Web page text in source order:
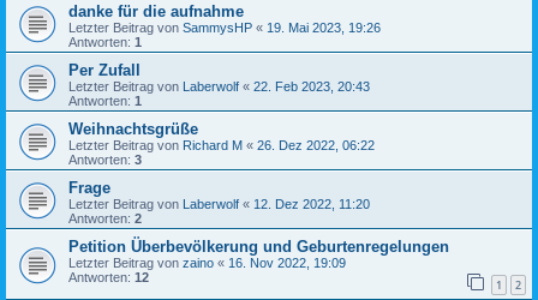
danke für die aufnahme
Letzter Beitrag von SammysHP « 19. Mai 2023, 19:26
Antworten: 1
Per Zufall
Letzter Beitrag von Laberwolf « 22. Feb 2023, 20:43
Antworten: 1
Weihnachtsgrüße
Letzter Beitrag von Richard M « 26. Dez 2022, 06:22
Antworten: 3
Frage
Letzter Beitrag von Laberwolf « 12. Dez 2022, 11:20
Antworten: 2
Petition Überbevölkerung und Geburtenregelungen
Letzter Beitrag von zaino « 16. Nov 2022, 19:09
Antworten: 12 1 2